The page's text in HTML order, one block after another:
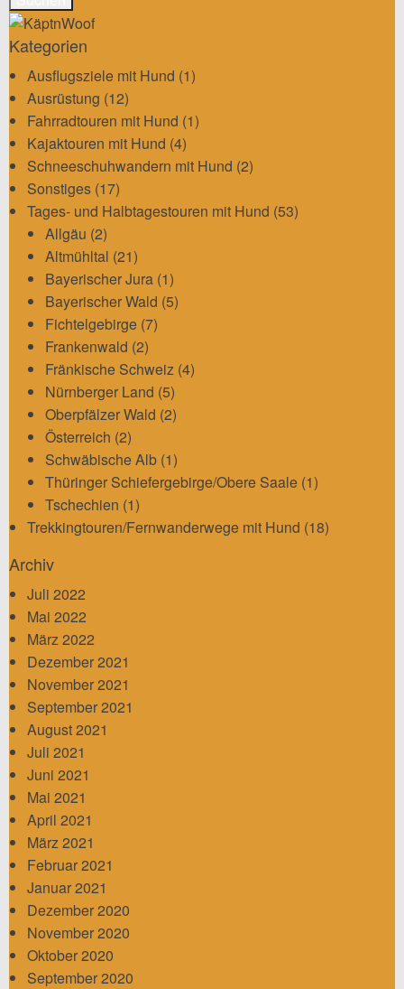
Kategorien
Ausflugsziele mit Hund (1)
Ausrüstung (12)
Fahrradtouren mit Hund (1)
Kajaktouren mit Hund (4)
Schneeschuhwandern mit Hund (2)
Sonstiges (17)
Tages- und Halbtagestouren mit Hund (53)
Allgäu (2)
Altmühltal (21)
Bayerischer Jura (1)
Bayerischer Wald (5)
Fichtelgebirge (7)
Frankenwald (2)
Fränkische Schweiz (4)
Nürnberger Land (5)
Oberpfälzer Wald (2)
Österreich (2)
Schwäbische Alb (1)
Thüringer Schiefergebirge/Obere Saale (1)
Tschechien (1)
Trekkingtouren/Fernwanderwege mit Hund (18)
Archiv
Juli 2022
Mai 2022
März 2022
Dezember 2021
November 2021
September 2021
August 2021
Juli 2021
Juni 2021
Mai 2021
April 2021
März 2021
Februar 2021
Januar 2021
Dezember 2020
November 2020
Oktober 2020
September 2020